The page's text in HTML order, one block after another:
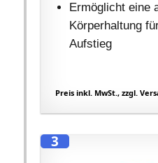
Ermöglicht eine
Körperhaltung
Aufstieg
Preis inkl. MwSt., zzgl.
3